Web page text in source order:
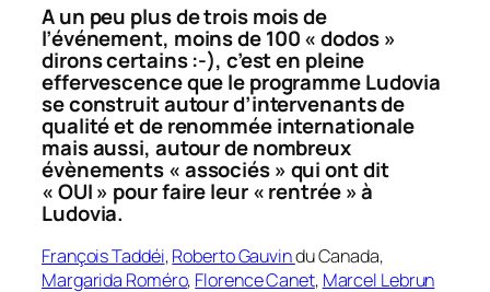
A un peu plus de trois mois de
l’événement, moins de 100 « dodos »
dirons certains :-), c’est en pleine
effervescence que le programme Ludovia
se construit autour d’intervenants de
qualité et de renommée internationale
mais aussi, autour de nombreux
évènements « associés » qui ont dit
« OUI » pour faire leur « rentrée » à
Ludovia.
François Taddéi,Roberto Gauvindu Canada,
Margarida Roméro, Florence Canet, Marcel Lebrun